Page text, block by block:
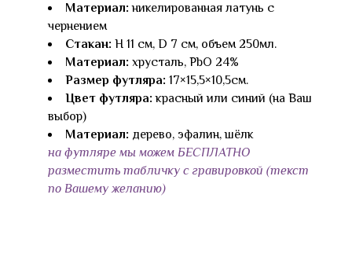
Материал: никелированная латунь с
чернением
Стакан: H 11 см, D 7 см, объем 250мл.
Материал: хрусталь, PbO 24%
Размер футляра: 17×15,5×10,5см.
Цвет футляра: красный или синий (на Ваш
выбор)
Материал: дерево, эфалин, шёлк
на футляре мы можем БЕСПЛАТНО
разместить табличку с гравировкой (текст
по Вашему желанию)